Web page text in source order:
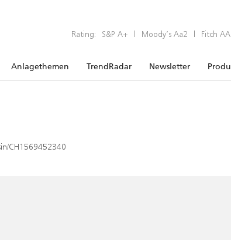
Rating: S&P A+ | Moody’s Aa2 | Fitch AA
Anlagethemen TrendRadar Newsletter
CH1569452340